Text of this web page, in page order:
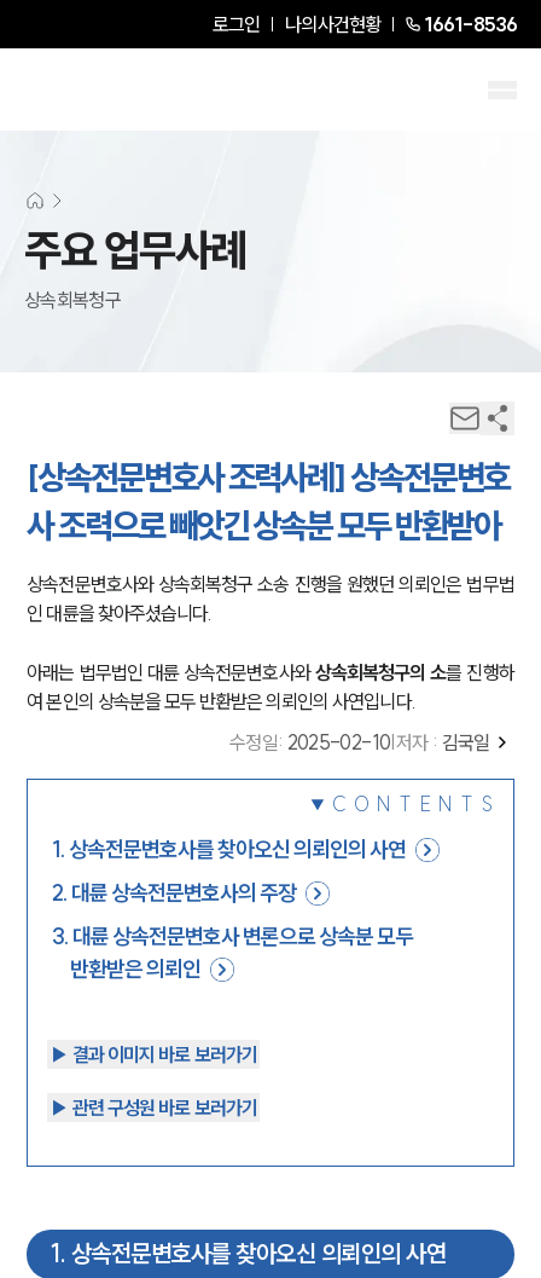
로그인 나의사건현황 1661-8536
주요 업무사례
상속회복청구
[상속전문변호사 조력사례] 상속전문변호
사 조력으로 빼앗긴 상속분 모두 반환받아
상속전문변호사와 상속회복청구 소송 진행을 원했던 의뢰인은 법무법
인 대륜을 찾아주셨습니다.
아래는 법무법인 대륜 상속전문변호사와상속회복청구의 소를 진행하
여 본인의 상속분을 모두 반환받은 의뢰인의 사연입니다.
수정일: 2025-02-10 저자 : 김국일
CONTENTS
1. 상속전문변호사를 찾아오신 의뢰인의 사연
2. 대륜 상속전문변호사의 주장
3. 대륜 상속전문변호사 변론으로 상속분 모두
반환받은 의뢰인
▶︎ 결과 이미지 바로 보러가기
▶︎ 관련 구성원 바로 보러가기
1 . 상속전문변호사를 찾아오신 의뢰인의 사연